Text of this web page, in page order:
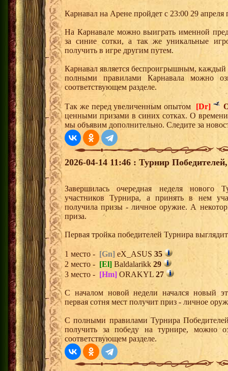
Карнавал на Арене пройдет с 23:00 29
На Карнавале можно выиграть именной
за синие сотки, а так же уникальные
получить в игре другим путем.
Карнавал является беспроигрышным,
полными правилами Карнавала можно
соответствующем разделе.
Так же перед увеличенным опытом [Dr]
ценными призами в синих сотках. О
мы объявим дополнительно. Следите за
2026-04-14 11:46 : Турнир
Завершилась очередная неделя нового
участников Турнира, а принять в нем
получила призы - личное оружие. А
приза.
Первая тройка победителей Турнира
1 место - [Gn] eX_ASUS 35
2 место -
[El] Baldalarikk 29
3 место -
[Hm] ORAKYL 27
С началом новой недели начался новый
первая сотня мест получит приз - личное
С полными правилами Турнира
получить за победу на турнире, можно
соответствующем разделе.